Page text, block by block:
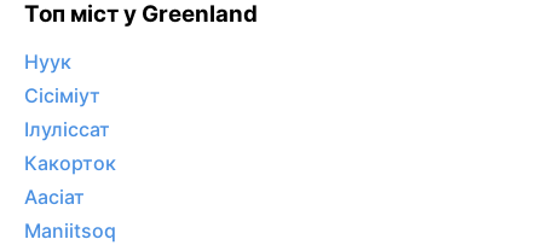
Топ міст у Greenland
Нуук
Сісіміут
Ілуліссат
Какорток
Аасіат
Maniitsoq